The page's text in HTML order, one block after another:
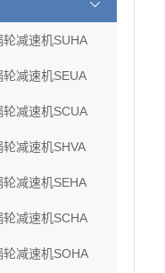
减速机SUHA
减速机SEUA
减速机SCUA
减速机SHVA
减速机SEHA
减速机SCHA
减速机SOHA